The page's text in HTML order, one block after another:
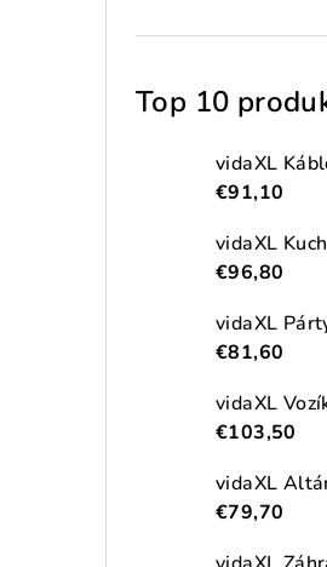
Top 10
€91,10
€96,80
€81,60
€103,50
€79,70